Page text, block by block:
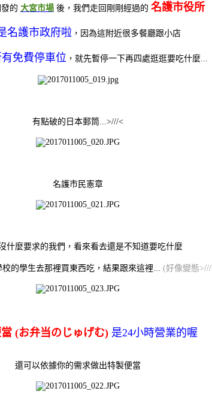
的 大宮市場 後，我們走回剛剛經過的 名護市役所
名護市政府啦 ， 因為這附近很多餐廳跟小店
免費停車位 ， 就先暫停一下再四處逛逛要吃什麼...
有點破的日本郵筒...>///<
名護市民憲章
什麼要求的我們，看來看去還是不知道要吃什麼
的學生去那裡買東西吃，結果跟來這裡 (好像變態
(お弁当のじゅげむ) 是24小時營業的喔
還可以依據你的需求做出特製便當